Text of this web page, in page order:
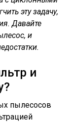
эту задачу,
Давайте
и
и
пылесосов